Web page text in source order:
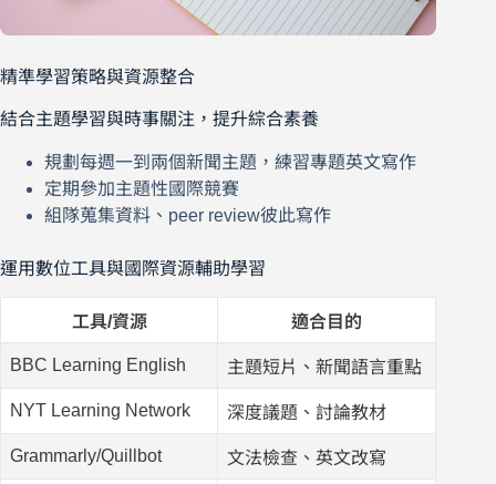
精準學習策略與資源整合
結合主題學習與時事關注，提升綜合素養
規劃每週一到兩個新聞主題，練習專題英文寫作
定期參加主題性國際競賽
組隊蒐集資料、peer review彼此寫作
運用數位工具與國際資源輔助學習
工具/資源 適合目的
BBC Learning English 主題短片、新聞語言重點
NYT Learning Network 深度議題、討論教材
Grammarly/Quillbot 文法檢查、英文改寫